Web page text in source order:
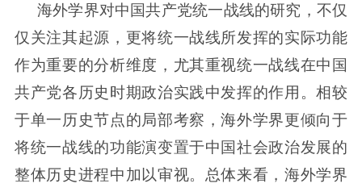
海外学界对中国共产党统一战线的研究，不仅
仅关注其起源，更将统一战线所发挥的实际功能
作为重要的分析维度，尤其重视统一战线在中国
共产党各历史时期政治实践中发挥的作用。相较
于单一历史节点的局部考察，海外学界更倾向于
将统一战线的功能演变置于中国社会政治发展的
整体历史进程中加以审视。总体来看，海外学界